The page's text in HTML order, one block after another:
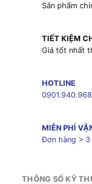
Sản phẩm
TIẾT KIỆM
Giá tốt nhất
HOTLINE
0901.940.968
MIỄN PHÍ
Đơn hàng > 3
THÔNG SỐ KỸ